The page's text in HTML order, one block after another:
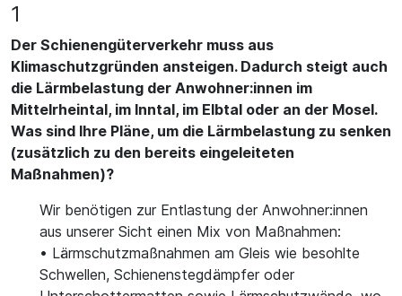
1
Der Schienengüterverkehr muss aus
Klimaschutzgründen ansteigen. Dadurch steigt auch
die Lärmbelastung der Anwohner:innen im
Mittelrheintal, im Inntal, im Elbtal oder an der Mosel.
Was sind Ihre Pläne, um die Lärmbelastung zu senken
(zusätzlich zu den bereits eingeleiteten
Maßnahmen)?
Wir benötigen zur Entlastung der Anwohner:innen
aus unserer Sicht einen Mix von Maßnahmen:
• Lärmschutzmaßnahmen am Gleis wie besohlte
Schwellen, Schienenstegdämpfer oder